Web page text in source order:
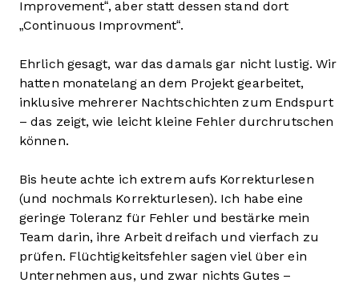
Improvement“, aber statt dessen stand dort
„Continuous Improvment“.
Ehrlich gesagt, war das damals gar nicht lustig. Wir
hatten monatelang an dem Projekt gearbeitet,
inklusive mehrerer Nachtschichten zum Endspurt
– das zeigt, wie leicht kleine Fehler durchrutschen
können.
Bis heute achte ich extrem aufs Korrekturlesen
(und nochmals Korrekturlesen). Ich habe eine
geringe Toleranz für Fehler und bestärke mein
Team darin, ihre Arbeit dreifach und vierfach zu
prüfen. Flüchtigkeitsfehler sagen viel über ein
Unternehmen aus, und zwar nichts Gutes –